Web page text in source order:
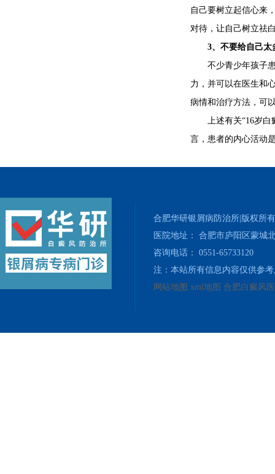
自己要树立起信心来
对待，让自己树立祛
3、不要给自己太
不少青少年孩子患
力，并可以在医生和
病情和治疗方法，可
上述有关“16岁白癜
言，患者的内心活动
合肥华研银屑病防治所|版权所有
医院地址： 合肥市庐阳区蒙城
咨询电话： 0551-65733120
注：本站所有信息内容仅供参
网站地图 xml地图 合肥白癜风